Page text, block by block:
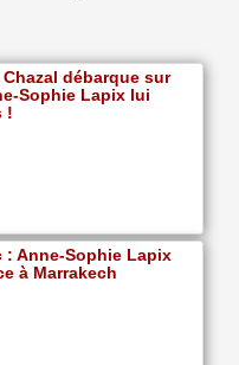
Chazal débarque sur
Sophie Lapix lui
!
: Anne-Sophie Lapix
à Marrakech